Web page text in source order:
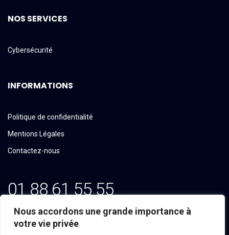
Nous accordons une grande importance à
votre vie privée
NOS SERVICES
Cybersécurité
INFORMATIONS
Politique de confidentialité
Mentions Légales
Contactez-nous
01 88 61 55 55
Email: contact@tekline.fr